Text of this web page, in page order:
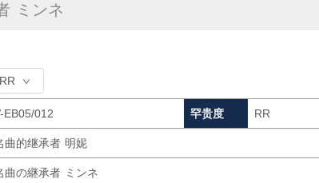
ミンネ
EB05/012 罕贵度 RR
曲的继承者 明妮
曲の継承者 ミンネ